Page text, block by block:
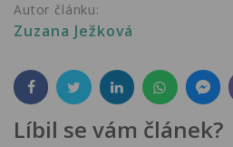
Autor článku:
Zuzana Ježková
Líbil se vám článek?